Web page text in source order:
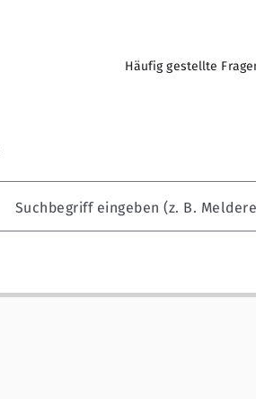
Häufig gestellte
Suchbegriff eingeben (z. B.